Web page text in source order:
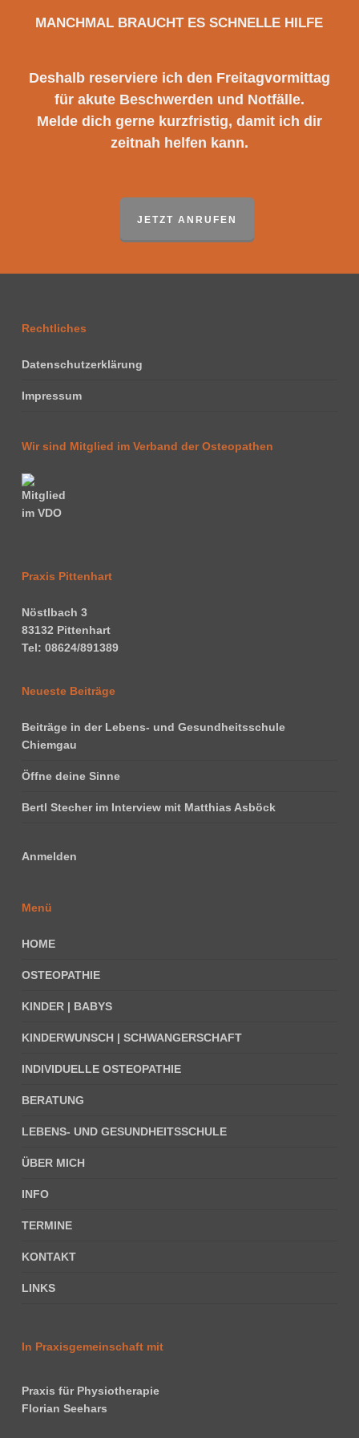
MANCHMAL BRAUCHT ES SCHNELLE HILFE
Deshalb reserviere ich den Freitagvormittag
für akute Beschwerden und Notfälle.
Melde dich gerne kurzfristig, damit ich dir
zeitnah helfen kann.
JETZT ANRUFEN
Rechtliches
Datenschutzerklärung
Impressum
Wir sind Mitglied im Verband der Osteopathen
Praxis Pittenhart
Nöstlbach 3
83132 Pittenhart
Tel: 08624/891389
Neueste Beiträge
Beiträge in der Lebens- und Gesundheitsschule
Chiemgau
Öffne deine Sinne
Bertl Stecher im Interview mit Matthias Asböck
Anmelden
Menü
HOME
OSTEOPATHIE
KINDER | BABYS
KINDERWUNSCH | SCHWANGERSCHAFT
INDIVIDUELLE OSTEOPATHIE
BERATUNG
LEBENS- UND GESUNDHEITSSCHULE
ÜBER MICH
INFO
TERMINE
KONTAKT
LINKS
In Praxisgemeinschaft mit
Praxis für Physiotherapie
Florian Seehars